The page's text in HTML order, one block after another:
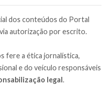
dos conteúdos do Portal
autorização por escrito.
fere a ética jornalística,
e do veículo responsáveis
legal.